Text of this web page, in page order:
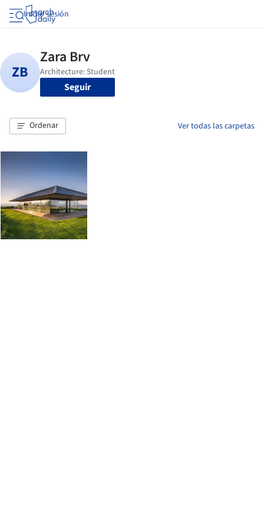
Iniciar sesión
Seguir
Ordenar Ver todas las carpetas